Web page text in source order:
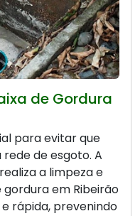
de Gordura
para evitar que
de esgoto. A
a limpeza e
em Ribeirão
rápida, prevenindo